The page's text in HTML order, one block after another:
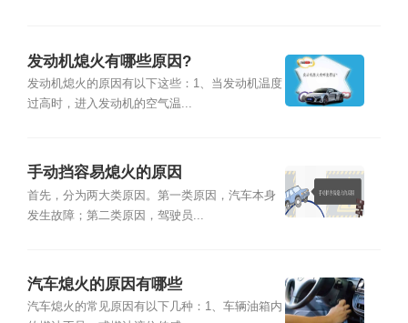
发动机熄火有哪些原因?
发动机熄火的原因有以下这些：1、当发动机温度
过高时，进入发动机的空气温...
手动挡容易熄火的原因
首先，分为两大类原因。第一类原因，汽车本身
发生故障；第二类原因，驾驶员...
汽车熄火的原因有哪些
汽车熄火的常见原因有以下几种：1、车辆油箱内